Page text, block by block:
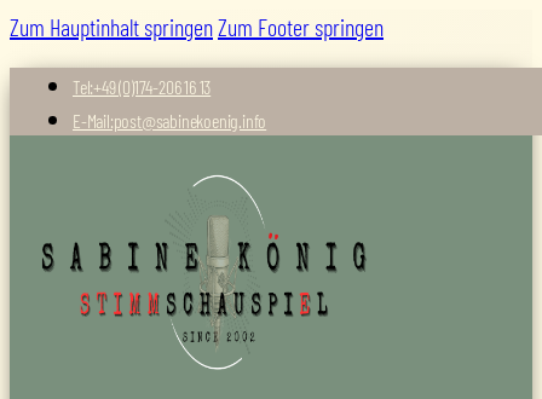
Zum Hauptinhalt springenZum Footer springen
Tel:+49 (0)174-206 16 13
E-Mail:post@sabinekoenig.info